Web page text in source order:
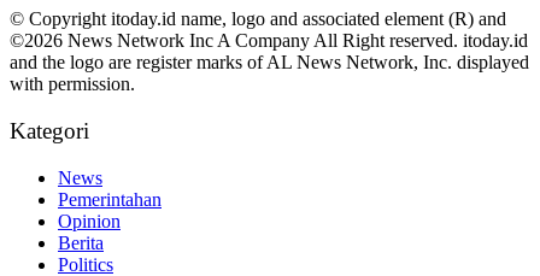
© Copyright itoday.id name, logo and associated element (R) and
©2026 News Network Inc A Company All Right reserved. itoday.id
and the logo are register marks of AL News Network, Inc. displayed
with permission.
Kategori
News
Pemerintahan
Opinion
Berita
Politics